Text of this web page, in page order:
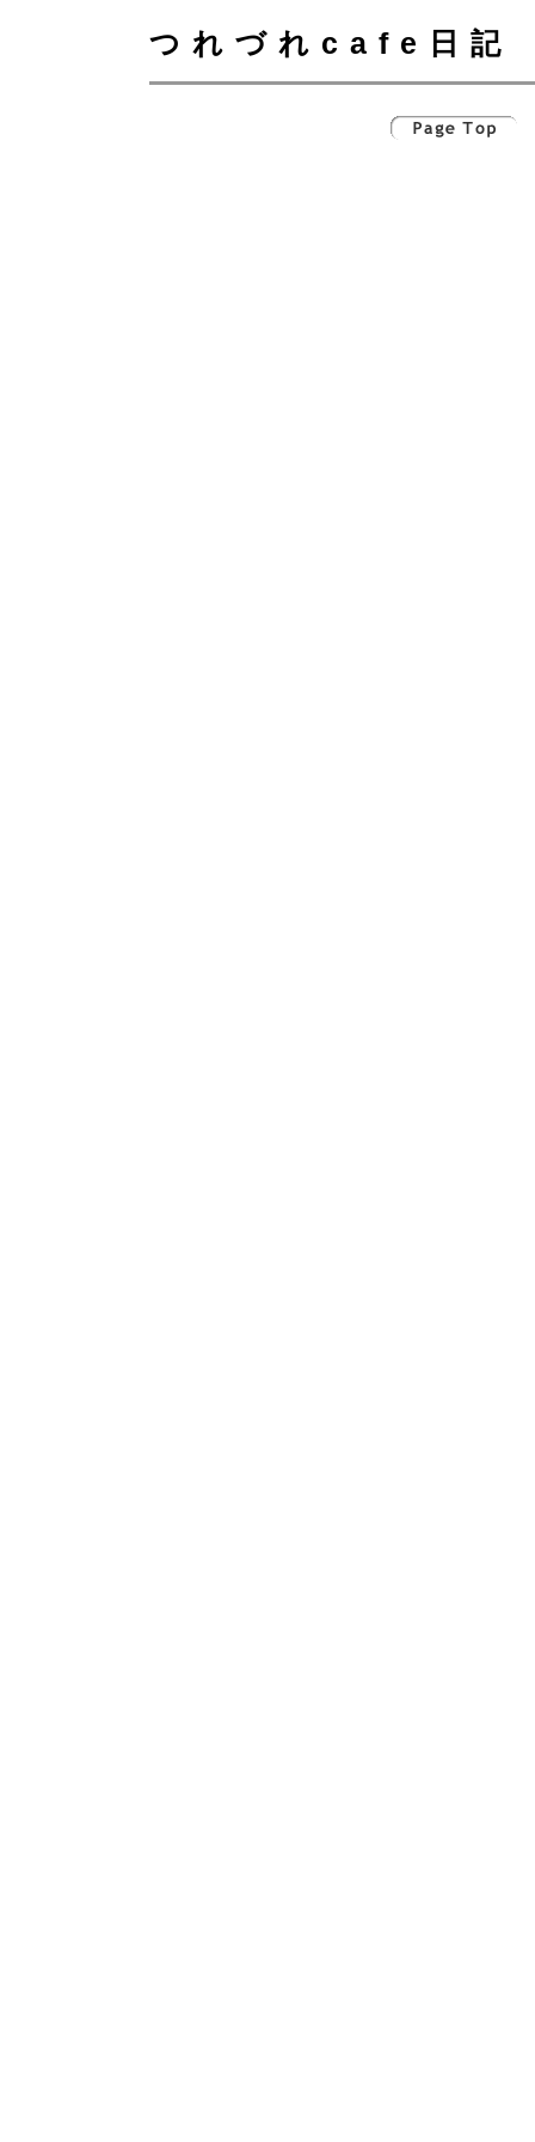
つれづれcafe日記